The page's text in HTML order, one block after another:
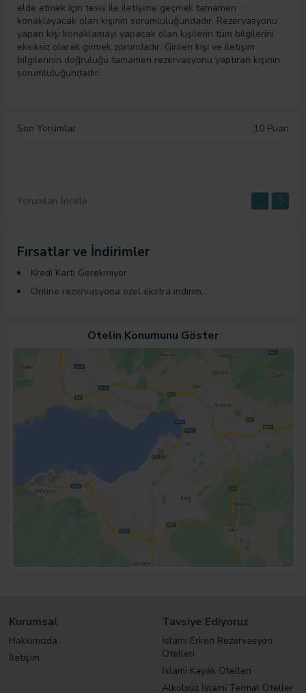
Son Yorumlar 10 Puan
Yorumları İncele
Fırsatlar ve İndirimler
Kredi Kartı Gerekmiyor.
Online rezervasyona özel ekstra indirim.
Otelin Konumunu Göster
elde etmek için tesis ile iletişime geçmek tamamen
konaklayacak olan kişinin sorumluluğundadır. Rezervasyonu
yapan kişi konaklamayı yapacak olan kişilerin tüm bilgilerini
eksiksiz olarak girmek zorundadır. Girilen kişi ve iletişim
bilgilerinin doğruluğu tamamen rezervasyonu yaptıran kişinin
sorumluluğundadır.
Kurumsal
Hakkımızda
İletişim
Tavsiye Ediyoruz
İslami Erken Rezervasyon
Otelleri
İslami Kayak Otelleri
Alkolsüz İslami Termal Oteller